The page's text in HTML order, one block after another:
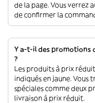
de la page. Vous verrez
de confirmer la
Y a-t-il des promotions
?
Les produits à prix
indiqués en jaune. Vous
spéciales comme deux
livraison à prix réduit.